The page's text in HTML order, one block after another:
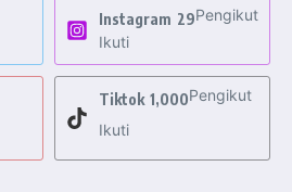
Instagram 29Pengikut
Ikuti
Tiktok 1,000Pengikut
Ikuti